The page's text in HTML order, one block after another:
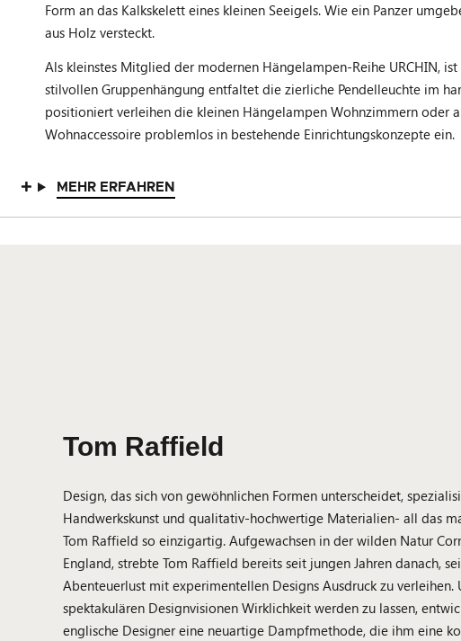
Form an das Kalkskelett eines kleinen Seeigels. Wie ein Panzer
aus Holz versteckt.
Als kleinstes Mitglied der modernen Hängelampen-Reihe URCHIN,
stilvollen Gruppenhängung entfaltet die zierliche Pendelleuchte im
positioniert verleihen die kleinen Hängelampen Wohnzimmern oder
Wohnaccessoire problemlos in bestehende Einrichtungskonzepte ein.
MEHR ERFAHREN
Tom Raffield
Design, das sich von gewöhnlichen Formen unterscheidet,
Handwerkskunst und qualitativ-hochwertige Materialien- all das
Tom Raffield so einzigartig. Aufgewachsen in der wilden Natur
England, strebte Tom Raffield bereits seit jungen Jahren danach,
Abenteuerlust mit experimentellen Designs Ausdruck zu verleihen.
spektakulären Designvisionen Wirklichkeit werden zu lassen,
englische Designer eine neuartige Dampfmethode, die ihm eine